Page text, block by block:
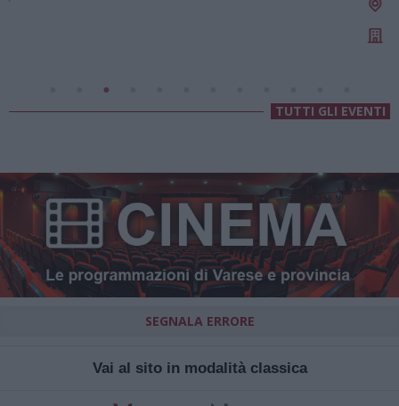
TUTTI GLI EVENTI
SEGNALA ERRORE
Vai al sito in modalità classica